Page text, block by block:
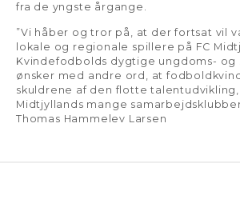
fra de yngste årgange.
”Vi håber og tror på, at der fortsat vil
lokale og regionale spillere på FC
Kvindefodbolds dygtige ungdoms- og
ønsker med andre ord, at
skuldrene af den flotte talentudvikling,
Midtjyllands mange
Thomas Hammelev Larsen